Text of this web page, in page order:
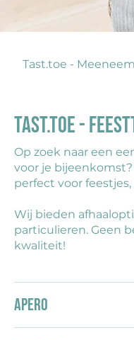
Tast.toe -
Tast.toe -
Op zoek naar een
voor je
perfect voor
Wij bieden
particulieren. Geen
kwaliteit!
Apero